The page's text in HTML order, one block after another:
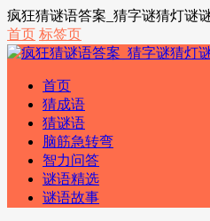
疯狂猜谜语答案_猜字谜猜灯谜
首页 标签页
首页
猜成语
猜谜语
脑筋急转弯
智力问答
谜语精选
谜语故事